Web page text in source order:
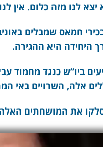
יצא לנו מזה כלום. אין
חמאס שמבלים
היחידה היא ההגירה.
ביו”ש כנגד מחמוד
אלה, השרויים באי
את המושחתים האלה